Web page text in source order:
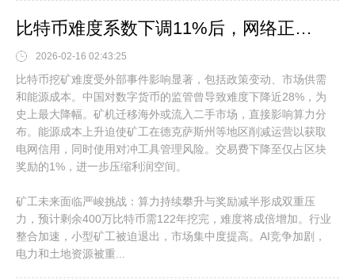
比特币难度系数下调11%后，网络正经历激进的重新校准过程。这一调整反映了算力的显著波动，促使比特币网络自动降低难度以维持每10分钟一个区块的生产节奏。难度下调后，剩余矿工的挖矿效率将提升，竞争压力减轻
2026-02-16 02:43:25
比特币挖矿难度受外部事件影响显著，包括政策变动、市场供需
和能源成本。中国对数字货币的监管曾导致难度下降近28%，为
史上最大降幅。矿机迁移海外或流入二手市场，直接影响算力分
布。能源成本上升迫使矿工在德克萨斯州等地区削减运营以获取
电网信用，同时使用对冲工具管理风险。交易费下降至仅占区块
奖励的1%，进一步压缩利润空间。
矿工未来面临严峻挑战：算力持续攀升与奖励减半形成双重压
力，预计剩余400万比特币需122年挖完，难度将成倍增加。行业
整合加速，小型矿工被迫退出，市场集中度提高。AI竞争加剧，
电力和土地资源被重...